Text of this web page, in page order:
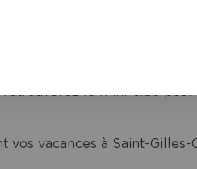
planning d’animations
le mini-club
vos vacances à Saint-Gilles-